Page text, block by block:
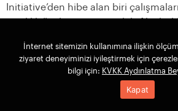
Initiative’den hibe alan biri
ortaklık üyelerinin arasındaki fikir
verdiğini belirtiyor.
Bu yatırım tezini izleyen fon
çalışanlarıyla görüştüğümüzde,
bunlara erişmek için gerekli ortak
İnternet sitemizin kullanımına ilişkin
ziyaret deneyiminizi iyileştirmek için
bilgi için: KVKK Aydınlatma
Kapat